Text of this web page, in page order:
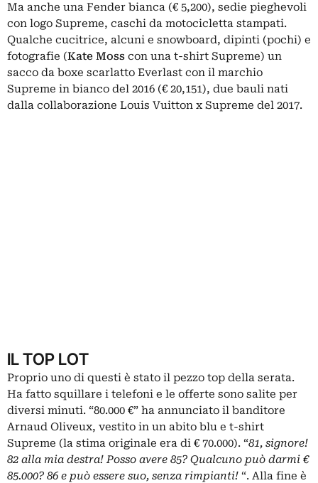
Ma anche una Fender bianca (€ 5,200), sedie pieghevoli
con logo Supreme, caschi da motocicletta stampati.
Qualche cucitrice, alcuni e snowboard, dipinti (pochi) e
fotografie (Kate Moss con una t-shirt Supreme) un
sacco da boxe scarlatto Everlast con il marchio
Supreme in bianco del 2016 (€ 20,151), due bauli nati
dalla collaborazione Louis Vuitton x Supreme del 2017.
IL TOP LOT
Proprio uno di questi è stato il pezzo top della serata.
Ha fatto squillare i telefoni e le offerte sono salite per
diversi minuti. “80.000 €” ha annunciato il banditore
Arnaud Oliveux, vestito in un abito blu e t-shirt
Supreme (la stima originale era di € 70.000). “81, signore!
82 alla mia destra! Posso avere 85? Qualcuno può darmi €
85.000? 86 e può essere suo, senza rimpianti! “. Alla fine è